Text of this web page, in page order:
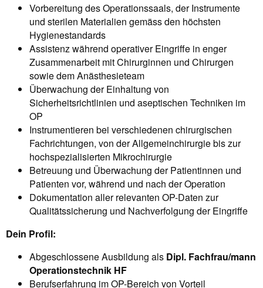
Vorbereitung des Operationssaals, der Instrumente
und sterilen Materialien gemäss den höchsten
Hygienestandards
Assistenz während operativer Eingriffe in enger
Zusammenarbeit mit Chirurginnen und Chirurgen
sowie dem Anästhesieteam
Überwachung der Einhaltung von
Sicherheitsrichtlinien und aseptischen Techniken im
OP
Instrumentieren bei verschiedenen chirurgischen
Fachrichtungen, von der Allgemeinchirurgie bis zur
hochspezialisierten Mikrochirurgie
Betreuung und Überwachung der Patientinnen und
Patienten vor, während und nach der Operation
Dokumentation aller relevanten OP-Daten zur
Qualitätssicherung und Nachverfolgung der Eingriffe
Dein Profil:
Abgeschlossene Ausbildung als Dipl. Fachfrau/mann
Operationstechnik HF
Berufserfahrung im OP-Bereich von Vorteil